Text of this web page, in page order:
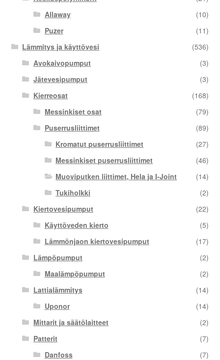
Allaway
(10)
Puzer
(11)
Lämmitys ja käyttövesi
(536)
Avokaivopumput
(3)
Jätevesipumput
(3)
Kierreosat
(168)
Messinkiset osat
(79)
Puserrusliittimet
(89)
Kromatut puserrusliittimet
(27)
Messinkiset puserrusliittimet
(46)
Muoviputken liittimet, Hela ja I-Joint
(14)
Tukiholkki
(2)
Kiertovesipumput
(22)
Käyttöveden kierto
(5)
Lämmönjaon kiertovesipumput
(17)
Lämpöpumput
(2)
Maalämpöpumput
(2)
Lattialämmitys
(14)
Uponor
(14)
Mittarit ja säätölaitteet
(2)
Patterit
(7)
Danfoss
(7)